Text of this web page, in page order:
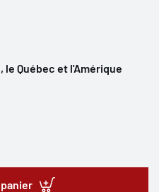
Québec et l'Amérique